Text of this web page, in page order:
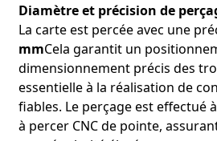
Diamètre et précision de
La carte est percée avec une
mmCela garantit un
dimensionnement précis des
essentielle à la réalisation de
fiables. Le perçage est effectué
à percer CNC de pointe,